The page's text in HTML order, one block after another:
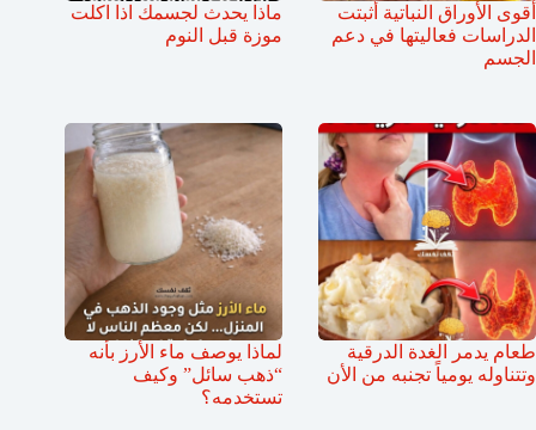
أقوى الأوراق النباتية أثبتت
الدراسات فعاليتها في دعم
الجسم
ماذا يحدث لجسمك اذا اكلت
موزة قبل النوم
طعام يدمر الغدة الدرقية
وتتناوله يومياً تجنبه من الأن
لماذا يوصف ماء الأرز بأنه
“ذهب سائل” وكيف
تستخدمه؟